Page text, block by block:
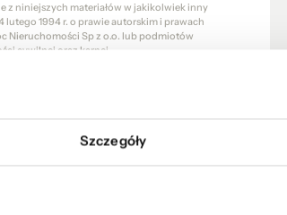
Szczegóły
z niniejszych materiałów w jakikolwiek inny
1994 r. o prawie autorskim i prawach
Nieruchomości Sp z o.o. lub podmiotów
cywilnej oraz karnej.
Sp. z o.o. w rozumieniu ustawy z dnia 16
1503 z późn. zm.).